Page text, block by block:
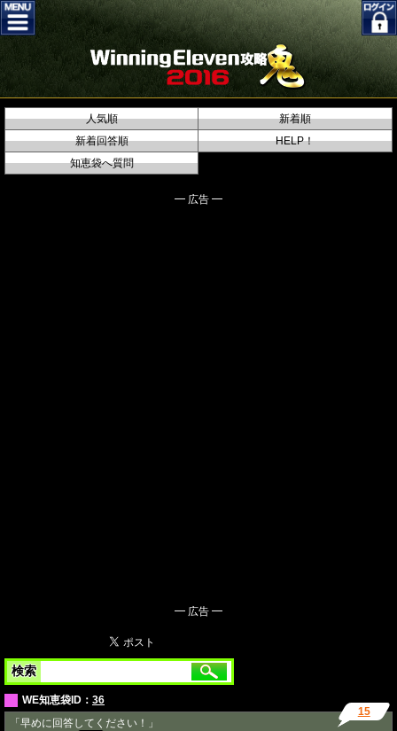
人気順
新着順
新着回答順
HELP！
知恵袋へ質問
━ 広告 ━
━ 広告 ━
検索
WE知恵袋ID： 36
「早めに回答してください！」
15